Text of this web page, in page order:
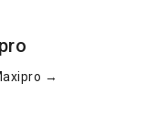
→